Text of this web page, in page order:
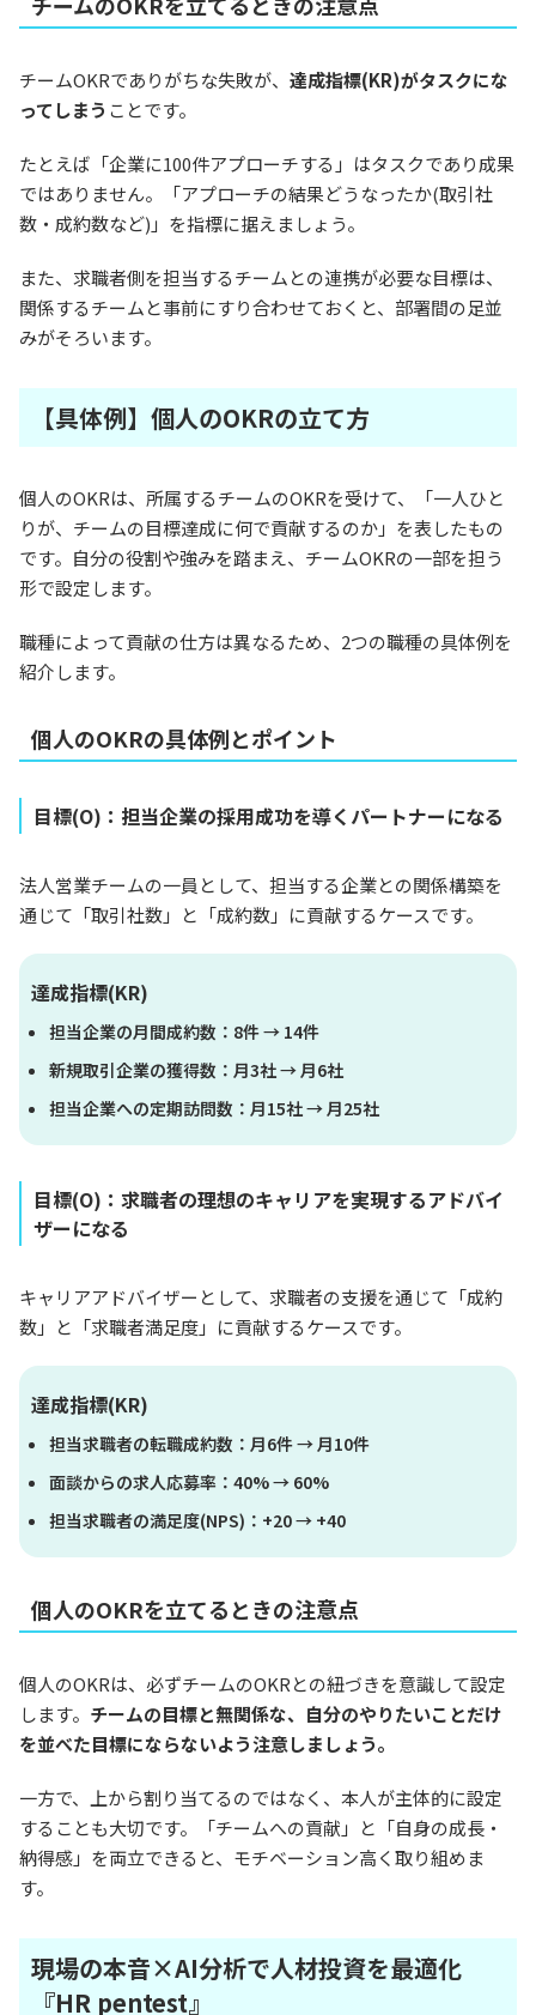
チームOKRでありがちな失敗が、 達成指標(KR)がタスクにな
ってしまう ことです。
たとえば「企業に100件アプローチする」はタスクであり成果
ではありません。「アプローチの結果どうなったか(取引社
数・成約数など)」を指標に据えましょう。
また、求職者側を担当するチームとの連携が必要な目標は、
関係するチームと事前にすり合わせておくと、部署間の足並
みがそろいます。
【具体例】個人のOKRの立て方
個人のOKRは、所属するチームのOKRを受けて、「一人ひと
りが、チームの目標達成に何で貢献するのか」を表したもの
です。自分の役割や強みを踏まえ、チームOKRの一部を担う
形で設定します。
職種によって貢献の仕方は異なるため、2つの職種の具体例を
紹介します。
個人のOKRの具体例とポイント
目標(O)：担当企業の採用成功を導くパートナーになる
法人営業チームの一員として、担当する企業との関係構築を
通じて「取引社数」と「成約数」に貢献するケースです。
達成指標(KR)
担当企業の月間成約数：8件 → 14件
新規取引企業の獲得数：月3社 → 月6社
担当企業への定期訪問数：月15社 → 月25社
目標(O)：求職者の理想のキャリアを実現するアドバイ
ザーになる
キャリアアドバイザーとして、求職者の支援を通じて「成約
数」と「求職者満足度」に貢献するケースです。
達成指標(KR)
担当求職者の転職成約数：月6件 → 月10件
面談からの求人応募率：40% → 60%
担当求職者の満足度(NPS)：+20 → +40
個人のOKRを立てるときの注意点
個人のOKRは、必ずチームのOKRとの紐づきを意識して設定
します。 チームの目標と無関係な、自分のやりたいことだけ
を並べた目標にならないよう注意しましょう。
一方で、上から割り当てるのではなく、本人が主体的に設定
することも大切です。「チームへの貢献」と「自身の成長・
納得感」を両立できると、モチベーション高く取り組めま
す。
現場の本音×AI分析で人材投資を最適化
『HR pentest』